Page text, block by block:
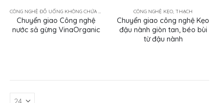
CÔNG NGHỆ ĐỒ UỐNG KHÔNG CHỨA SỮA
Chuyển giao Công nghệ
nước sả gừng VinaOrganic
CÔNG NGHỆ KẸO, THẠCH
Chuyển giao công nghệ Kẹo
đậu nành giòn tan, béo bùi
từ đậu nành